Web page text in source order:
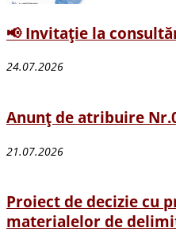
📢 Invitație la
24.07.2026
Anunț de atribuire
21.07.2026
Proiect de decizie cu
materialelor de